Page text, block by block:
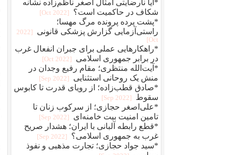
*آیا نارضایتی امثال اصغر ناظم‌زاده نشانه
شکاف در حاکمیت است؟
[2022 Oct]
*پشت پرده پرونده مرگ مهسا؛
راستی‌آزمایی گزارش پزشکی قانونی
[2022
Oct]
*راهکارهایی عملی برای جبران انفعال غرب
در برابر جمهوری اسلامی
[2022 Oct]
*آیت‌الله منتظری؛ مقام رفیع وجدان در
منش یک روحانی استثنایی
[2022 Sep]
*صادق قطب‌زاده؛ از رویای قدرت تا کابوس
سقوط
[2022 Sep]
*علی‌اصغر حجازی؛ از سرکوب زنان تا
تامین امنیت بیت خامنه‌ای
[2022 Sep]
*قطع رابطه آلبانی با ایران؛ هشدار صریح
غرب به جمهوری اسلامی؟
[2022 Sep]
*سید جواد حجازی؛ تجارت مذهبی و نفوذ